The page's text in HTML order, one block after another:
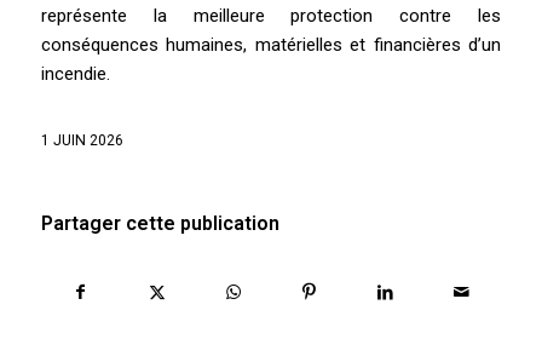
représente la meilleure protection contre les
conséquences humaines, matérielles et financières d’un
incendie.
1 JUIN 2026
Partager cette publication